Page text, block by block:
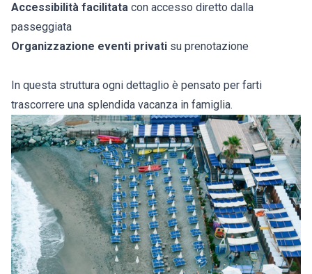
Accessibilità facilitata con accesso diretto dalla
passeggiata
Organizzazione eventi privati su prenotazione
In questa struttura ogni dettaglio è pensato per farti
trascorrere una splendida vacanza in famiglia.